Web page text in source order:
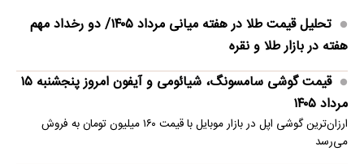
تحلیل قیمت طلا در هفته میانی مرداد ۱۴۰۵/ دو رخداد مهم
هفته در بازار طلا و نقره
قیمت گوشی سامسونگ، شیائومی و آیفون امروز پنجشنبه ۱۵
مرداد ۱۴۰۵
ارزان‌ترین گوشی اپل در بازار موبایل با قیمت ۱۶۰ میلیون تومان به فروش
می‌رسد